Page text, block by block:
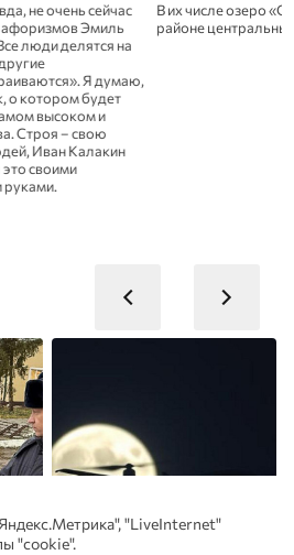
не очень сейчас
афоризмов Эмиль
люди делятся на
Я думаю,
о котором будет
высоком и
Строя – свою
Иван Калакин
своими
руками.
В их числе озеро
районе
"LiveInternet"
"cookie".